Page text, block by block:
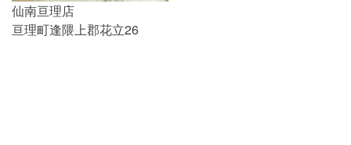
仙南亘理店
亘理町逢隈上郡花立26